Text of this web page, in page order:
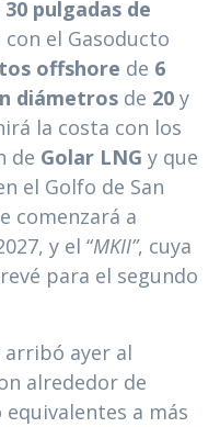
30 pulgadas de
el Gasoducto
offshore de 6
diámetros de 20 y
la costa con los
de Golar LNG y que
el Golfo de San
comenzará a
y el “MKII”, cuya
para el segundo
arribó ayer al
alrededor de
equivalentes a más